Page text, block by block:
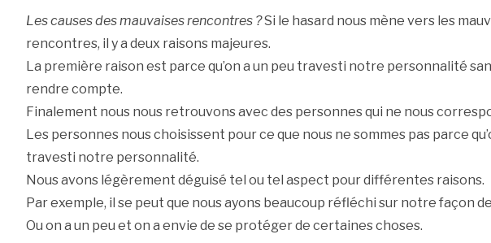
Les causes des mauvaises rencontres ?Si le hasard nous mène vers les
rencontres, il y a deux raisons majeures.
La première raison est parce qu’on a un peu travesti notre personnalité
rendre compte.
Finalement nous nous retrouvons avec des personnes qui ne nous
Les personnes nous choisissent pour ce que nous ne sommes pas parce
travesti notre personnalité.
Nous avons légèrement déguisé tel ou tel aspect pour différentes raisons.
Par exemple, il se peut que nous ayons beaucoup réfléchi sur notre façon
Ou on a un peu et on a envie de se protéger de certaines choses.